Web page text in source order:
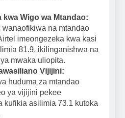
kwa Wigo wa Mtandao:
wanaofikiwa na mtandao
imeongezeka kwa kasi
81.9, ikilinganishwa na
mwaka uliopita.
Vijijini:
huduma za mtandao
ya vijijini pekee
kufikia asilimia 73.1 kutoka